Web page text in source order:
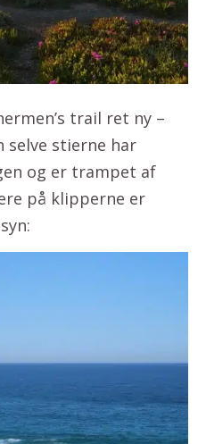
trail ret ny –
selve stierne har
og er trampet af
på klipperne er